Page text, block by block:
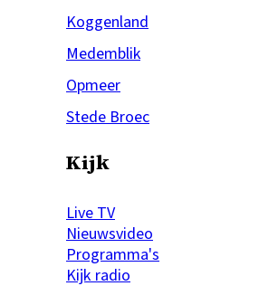
Koggenland
Medemblik
Opmeer
Stede Broec
Kijk
Live TV
Nieuwsvideo
Programma's
Kijk radio